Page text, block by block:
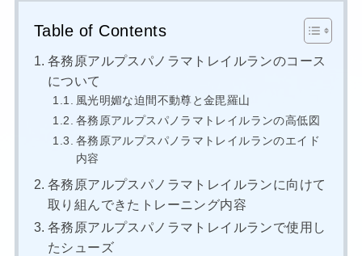
Table of Contents
各務原アルプスパノラマトレイルランのコース
について
風光明媚な迫間不動尊と金毘羅山
各務原アルプスパノラマトレイルランの高低図
各務原アルプスパノラマトレイルランのエイド
内容
各務原アルプスパノラマトレイルランに向けて
取り組んできたトレーニング内容
各務原アルプスパノラマトレイルランで使用し
たシューズ